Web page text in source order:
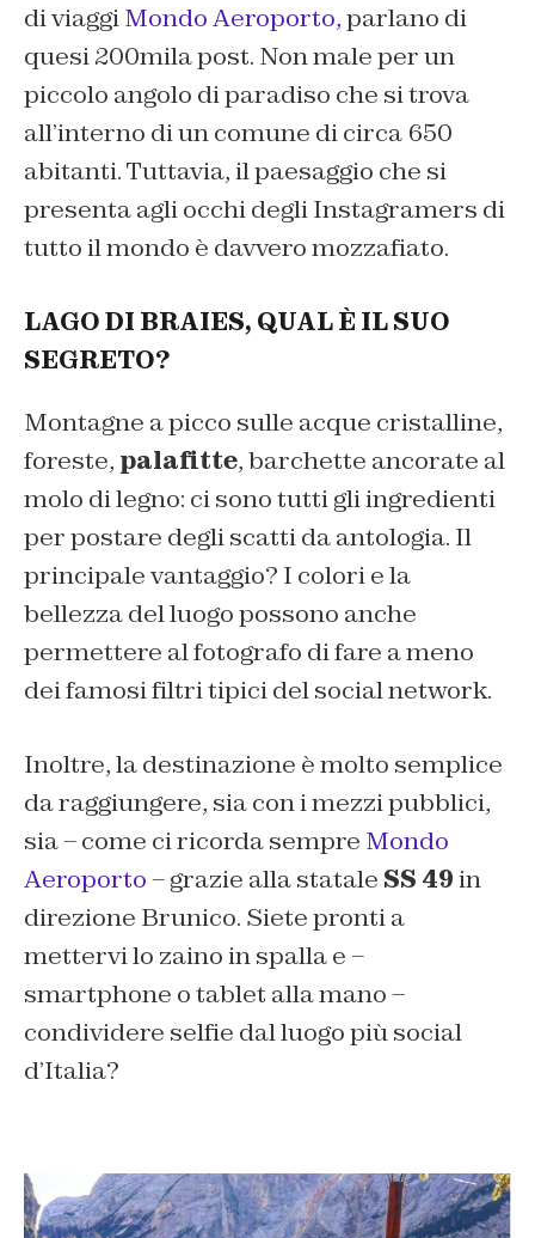
di viaggiMondo Aeroporto,parlano di
quesi 200mila post. Non male per un
piccolo angolo di paradiso che si trova
all’interno di un comune di circa 650
abitanti. Tuttavia, il paesaggio che si
presenta agli occhi degli Instagramers di
tutto il mondo è davvero mozzafiato.
LAGO DI BRAIES, QUAL È IL SUO
SEGRETO?
Montagne a picco sulle acque cristalline,
foreste, palafitte, barchette ancorate al
molo di legno: ci sono tutti gli ingredienti
per postare degli scatti da antologia. Il
principale vantaggio? I colori e la
bellezza del luogo possono anche
permettere al fotografo di fare a meno
dei famosi filtri tipici del social network.
Inoltre, la destinazione è molto semplice
da raggiungere, sia con i mezzi pubblici,
sia – come ci ricorda sempre Mondo
Aeroporto– grazie alla statale SS 49in
direzione Brunico. Siete pronti a
mettervi lo zaino in spalla e –
smartphone o tablet alla mano –
condividere selfie dal luogo più social
d’Italia?